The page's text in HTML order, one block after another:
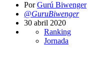
PorGurú Biwenger
@GuruBiwenger
30 abril 2020
Ranking
Jornada